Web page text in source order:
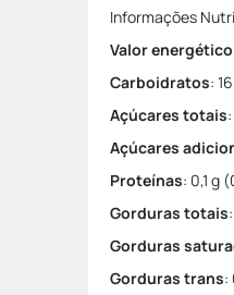
Informações
Valor energético
Carboidratos:
Açúcares totais
Açúcares
Proteínas: 0,1 g
Gorduras totais
Gorduras
Gorduras trans: